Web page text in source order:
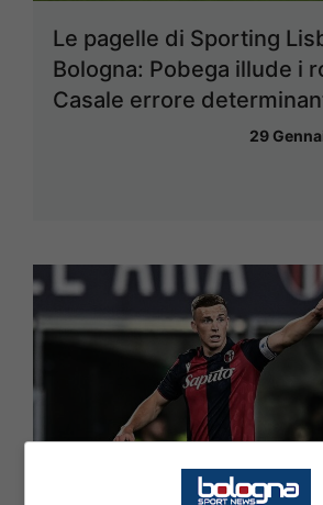
Le pagelle di Sporting
Bologna: Pobega illude i
Casale errore
29